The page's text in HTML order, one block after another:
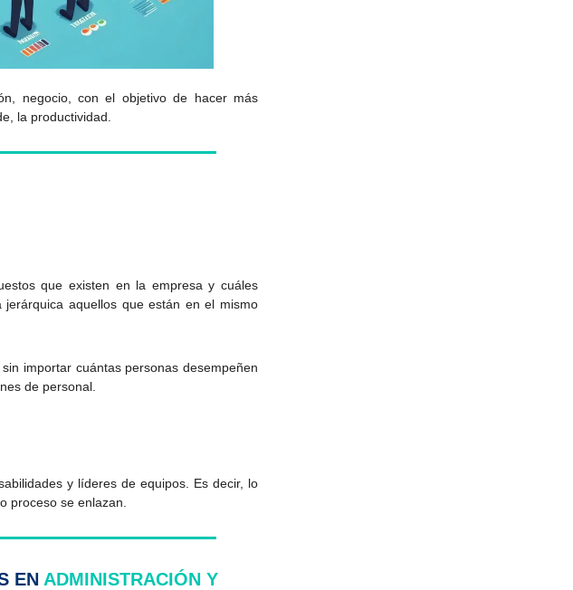
negocio, con el objetivo de hacer más
la productividad.
que existen en la empresa y cuáles
aquellos que están en el mismo
sin importar cuántas personas desempeñen
de personal.
y líderes de equipos. Es decir, lo
proceso se enlazan.
EN ADMINISTRACIÓN Y